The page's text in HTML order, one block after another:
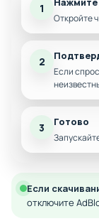
1
Откройте
2
Если
3 Готово
Если
отключите